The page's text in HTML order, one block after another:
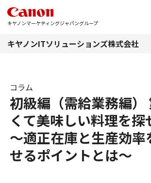
キヤノンマーケティングジャパングループ
キヤノンITソリューションズ株式会社
初級編（需給業務編）
くて美味しい料理を探
～適正在庫と生産効率
せるポイントとは～
コラム